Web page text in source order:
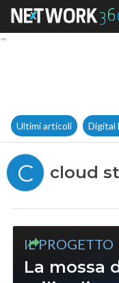
Ultimi articoli Digital
C cloud
IL PROGETTO
La mossa